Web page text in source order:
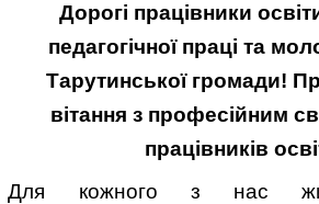
Дорогі працівники
педагогічної праці та
Тарутинської громади!
вітання з професійним
працівників
Для кожного з нас